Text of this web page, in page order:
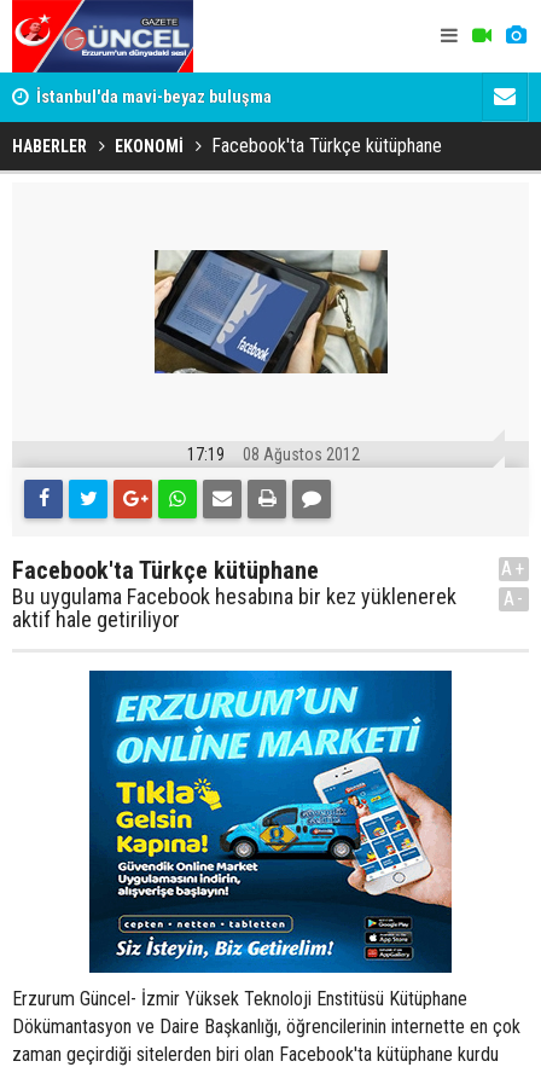
İstanbul'da mavi-beyaz buluşma
HABERLER EKONOMİ Facebook'ta Türkçe kütüphane
17:19 08 Ağustos 2012
Facebook'ta Türkçe kütüphane
Bu uygulama Facebook hesabına bir kez yüklenerek
aktif hale getiriliyor
A+
A-
Erzurum Güncel- İzmir Yüksek Teknoloji Enstitüsü Kütüphane
Dökümantasyon ve Daire Başkanlığı, öğrencilerinin internette en çok
zaman geçirdiği sitelerden biri olan Facebook'ta kütüphane kurdu